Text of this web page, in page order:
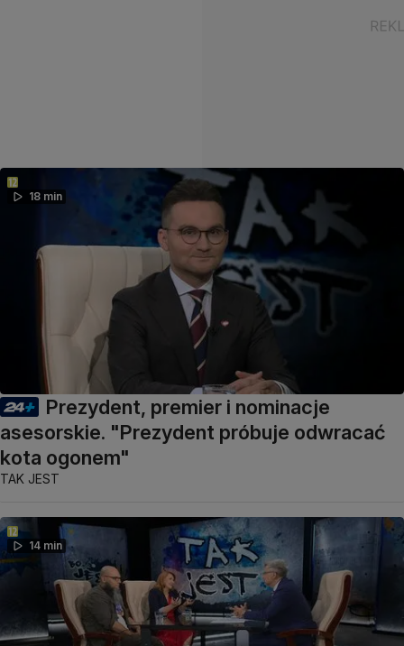
18 min
Prezydent, premier i nominacje
asesorskie. "Prezydent próbuje odwracać
kota ogonem"
TAK JEST
14 min